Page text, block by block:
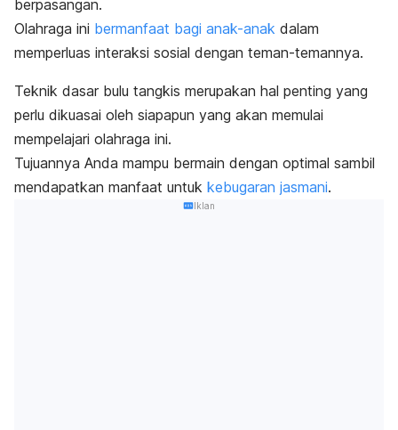
berpasangan.
Olahraga ini bermanfaat bagi anak-anak dalam
memperluas interaksi sosial dengan teman-temannya.
Teknik dasar bulu tangkis merupakan hal penting yang
perlu dikuasai oleh siapapun yang akan memulai
mempelajari olahraga ini.
Tujuannya Anda mampu bermain dengan optimal sambil
mendapatkan manfaat untuk kebugaran jasmani.
Iklan